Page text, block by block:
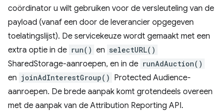
coördinator u wilt gebruiken voor de versleuteling van de
payload (vanaf een door de leverancier opgegeven
toelatingslijst). De servicekeuze wordt gemaakt met een
extra optie in de run() en selectURL()
SharedStorage-aanroepen, en in de runAdAuction()
en joinAdInterestGroup() Protected Audience-
aanroepen. De brede aanpak komt grotendeels overeen
met de aanpak van de Attribution Reporting API.